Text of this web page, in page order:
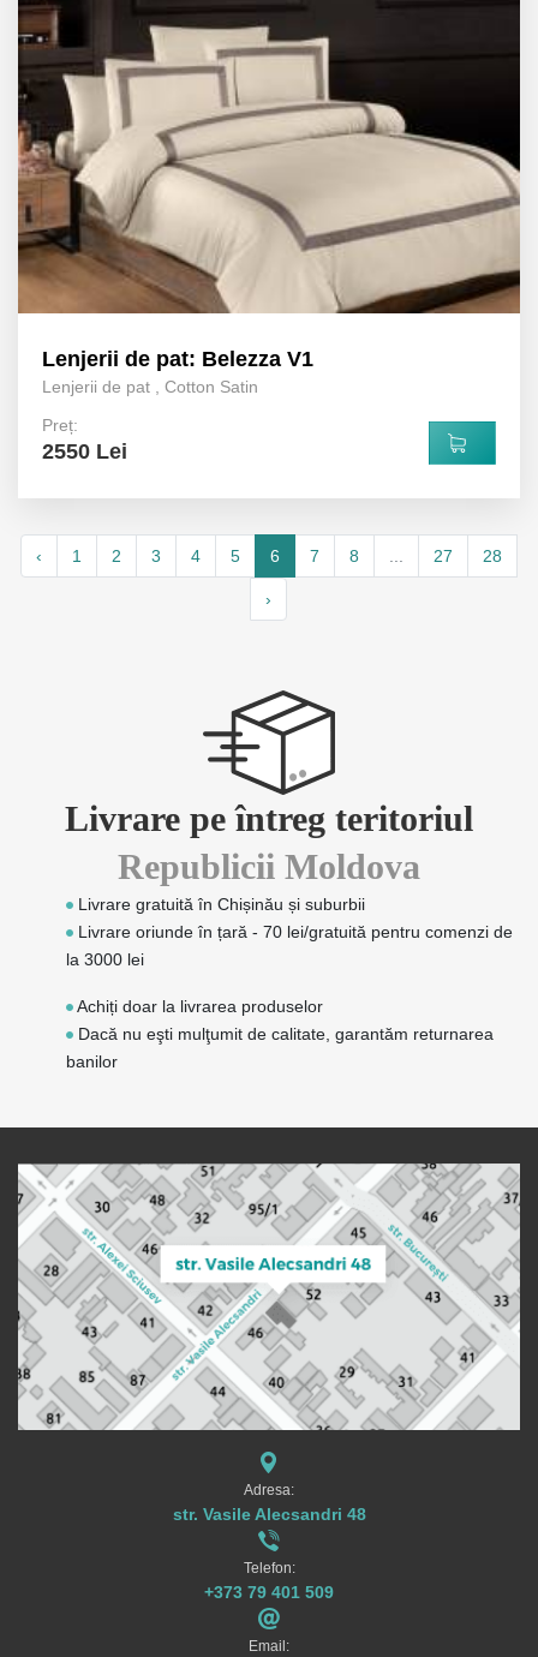
Lenjerii de pat: Belezza V1
Lenjerii de pat , Cotton Satin
Preț:
2550 Lei
‹ 1 2 3 4 5 6 7 8 ... 27 28
›
Livrare pe întreg teritoriul
Republicii Moldova
Livrare gratuită în Chișinău și suburbii
Livrare oriunde în țară - 70 lei/gratuită pentru comenzi de
la 3000 lei
Achiți doar la livrarea produselor
Dacă nu eşti mulţumit de calitate, garantăm returnarea
banilor
Adresa:
str. Vasile Alecsandri 48
Telefon:
+373 79 401 509
Email: